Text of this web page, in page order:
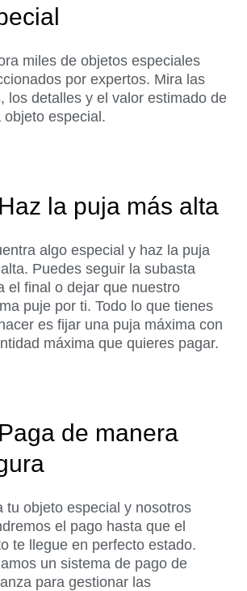
miles de objetos especiales
por expertos. Mira las
los detalles y el valor estimado de
objeto especial.
Haz la puja más alta
algo especial y haz la puja
Puedes seguir la subasta
el final o dejar que nuestro
puje por ti. Todo lo que tienes
es fijar una puja máxima con
máxima que quieres pagar.
Paga de manera
tu objeto especial y nosotros
el pago hasta que el
te llegue en perfecto estado.
un sistema de pago de
para gestionar las